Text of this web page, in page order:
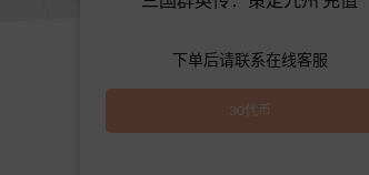
下单后请联系在线客服
30代币